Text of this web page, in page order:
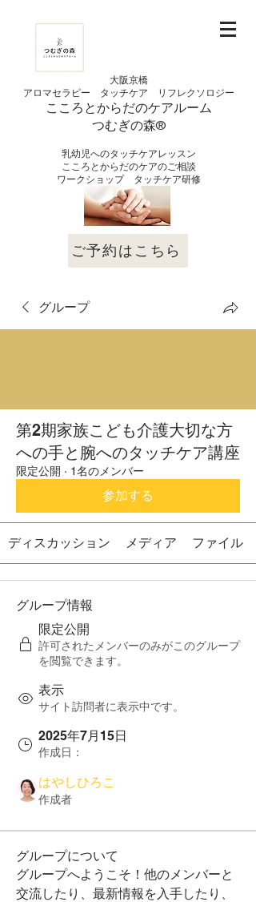
大阪京橋
アロマセラピー タッチケア
リフレクソロジー
こころとからだのケアルーム
つむぎの​森®︎
​乳幼児へのタッチケアレッスン
こころとからだのケアのご相談
​ワークショップ タッチケア研修
ご予約はこちら
グループ
第2期家族こども介護大切な方
への手と腕へのタッチケア講座
限定公開 · 1名のメンバー
参加する
ディスカッション メディア ファイル
グループ情報
限定公開
許可されたメンバーのみがこのグループ
を閲覧できます。
表示
サイト訪問者に表示中です。
2025年7月15日
作成日：
はやしひろこ
作成者
グループについて
グループへようこそ！他のメンバーと
交流したり、最新情報を入手したり、